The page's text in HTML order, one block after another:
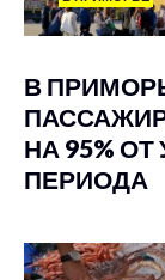
В
НА 95%
ПЕРИОДА